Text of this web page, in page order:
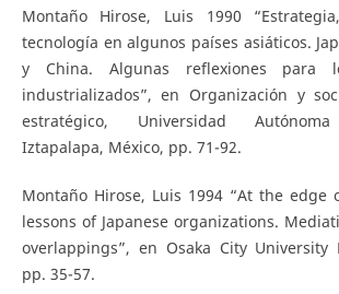
Montaño Hirose, Luis 1990
tecnología en algunos países asiáticos.
y China. Algunas reflexiones para
industrializados”, en Organización y
estratégico, Universidad
Iztapalapa, México, pp. 71-92.
Montaño Hirose, Luis 1994 “At the edge
lessons of Japanese organizations.
overlappings”, en Osaka City University
pp. 35-57.